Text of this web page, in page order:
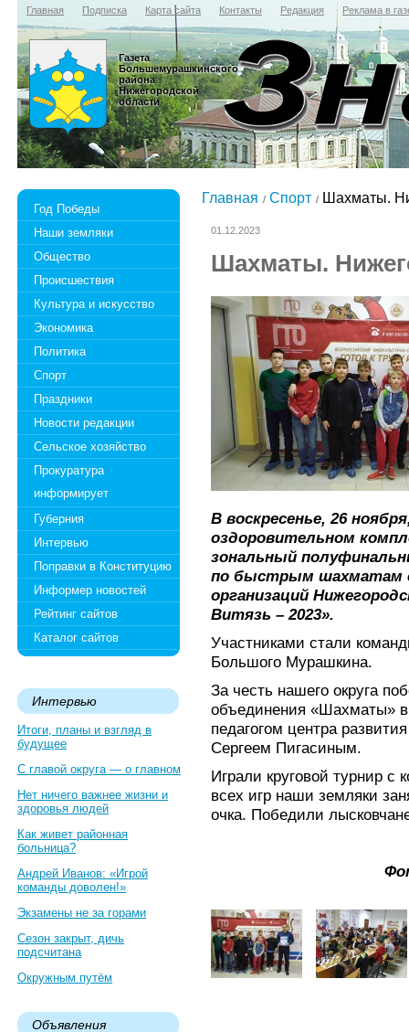
Главная Подписка Карта сайта Контакты Редакция Реклама в
Газета
Большемурашкинского
района
Нижегородской
области
Год Победы
Наши земляки
Общество
Происшествия
Культура и искусство
Экономика
Политика
Спорт
Праздники
Новости редакции
Сельское хозяйство
Прокуратура
информирует
Губерния
Интервью
Поправки в Конституцию
Информер новостей
Рейтинг сайтов
Каталог сайтов
Интервью
Итоги, планы и взгляд в
будущее
С главой округа — о главном
Нет ничего важнее жизни и
здоровья людей
Как живет районная
больница?
Андрей Иванов: «Игрой
команды доволен!»
Экзамены не за горами
Сезон закрыт, дичь
подсчитана
Окружным путём
Объявления
Главная Спорт Шахматы.
01.12.2023
Шахматы.
В воскресенье, 26
оздоровительном
зональный
по быстрым шахматам
организаций
Витязь – 2023».
Участниками стали
Большого Мурашкина.
За честь нашего округа
объединения «Шахматы»
педагогом центра
Сергеем Пигасиным.
Играли круговой турнир с
всех игр наши земляки
очка. Победили